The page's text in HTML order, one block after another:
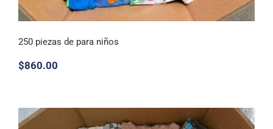
250 piezas de para niños
$860.00